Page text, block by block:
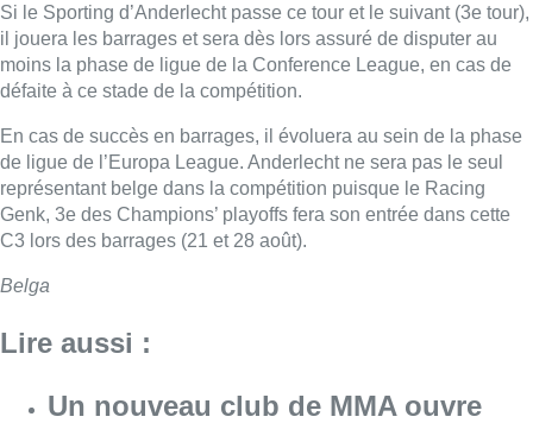
Si le Sporting d’Anderlecht passe ce tour et le suivant (3e tour),
il jouera les barrages et sera dès lors assuré de disputer au
moins la phase de ligue de la Conference League, en cas de
défaite à ce stade de la compétition.
En cas de succès en barrages, il évoluera au sein de la phase
de ligue de l’Europa League. Anderlecht ne sera pas le seul
représentant belge dans la compétition puisque le Racing
Genk, 3e des Champions’ playoffs fera son entrée dans cette
C3 lors des barrages (21 et 28 août).
Belga
Lire aussi :
Un nouveau club de MMA ouvre